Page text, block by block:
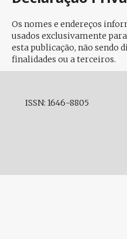
Os nomes e endereços
usados exclusivamente
esta publicação, não sendo
finalidades ou a terceiros.
ISSN: 1646-8805